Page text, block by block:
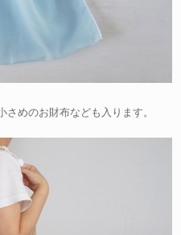
めのお財布なども入ります。